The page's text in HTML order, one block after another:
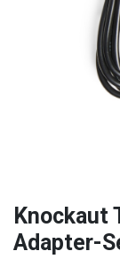
Knockaut
Adapter-